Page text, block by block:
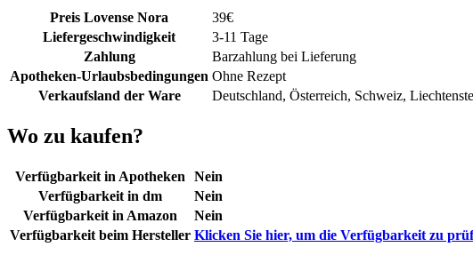
Preis Lovense Nora 39€
Liefergeschwindigkeit
3-11 Tage
Zahlung
Barzahlung bei Lieferung
Apotheken-Urlaubsbedingungen Ohne Rezept
Verkaufsland der Ware
Deutschland, Österreich, Schweiz,
Wo zu kaufen?
Verfügbarkeit in Apotheken
Nein
Verfügbarkeit in dm
Nein
Verfügbarkeit in Amazon
Nein
Verfügbarkeit beim Hersteller Klicken Sie hier, um die Verfügbarkeit zu